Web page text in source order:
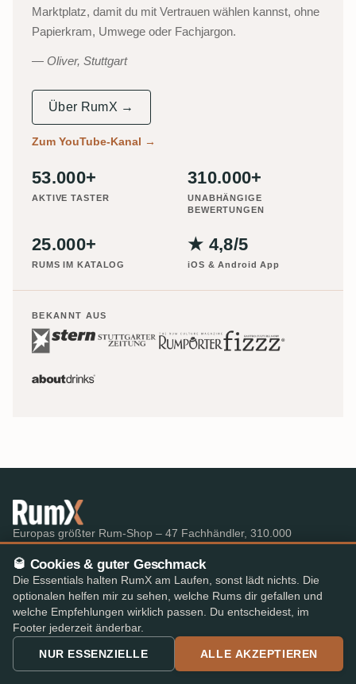
Marktplatz, damit du mit Vertrauen wählen kannst, ohne
Papierkram, Umwege oder Fachjargon.
Oliver, Stuttgart
Über RumX →
Zum YouTube-Kanal →
53.000+
AKTIVE TASTER
310.000+
UNABHÄNGIGE
BEWERTUNGEN
25.000+
RUMS IM KATALOG
★ 4,8/5
iOS & Android App
BEKANNT AUS
Europas größter Rum-Shop – 47 Fachhändler, 310.000
info@rumx.com
Alle Rums
🥃 Cookies & guter Geschmack
Die Essentials halten RumX am Laufen, sonst lädt nichts. Die
optionalen helfen mir zu sehen, welche Rums dir gefallen und
welche Empfehlungen wirklich passen. Du entscheidest, im
Footer jederzeit änderbar.
NUR ESSENZIELLE ALLE AKZEPTIEREN